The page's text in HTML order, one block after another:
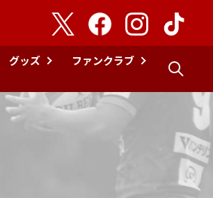
グッズ
ファンクラブ